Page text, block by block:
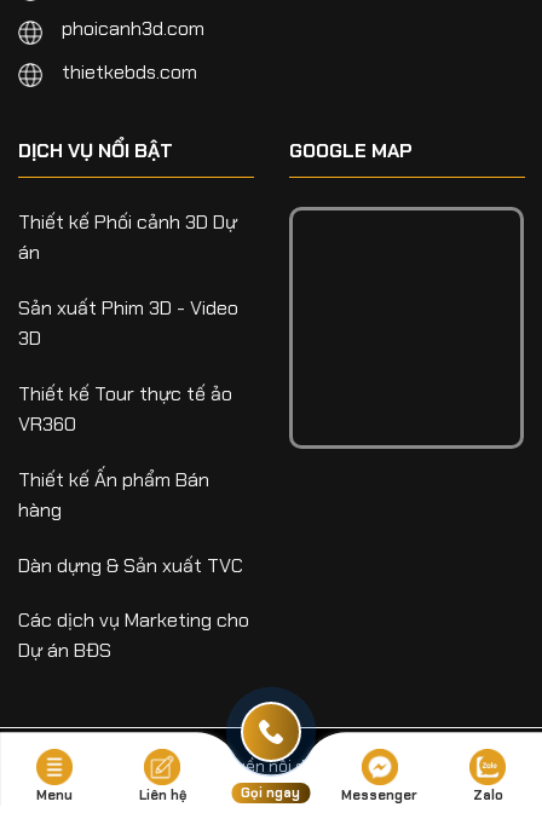
phoicanh3d.com
thietkebds.com
DỊCH VỤ NỔI BẬT
Thiết kế Phối cảnh 3D Dự
án
Sản xuất Phim 3D - Video
3D
Thiết kế Tour thực tế ảo
VR360
Thiết kế Ấn phẩm Bán
hàng
Dàn dựng & Sản xuất TVC
Các dịch vụ Marketing cho
Dự án BĐS
GOOGLE MAP
Copyright 2026 © Bản quyền nội dung thuộc về
Archiheart
Studio - Phoicanh3D.com
Menu Liên hệ Gọi ngay Messenger Zalo